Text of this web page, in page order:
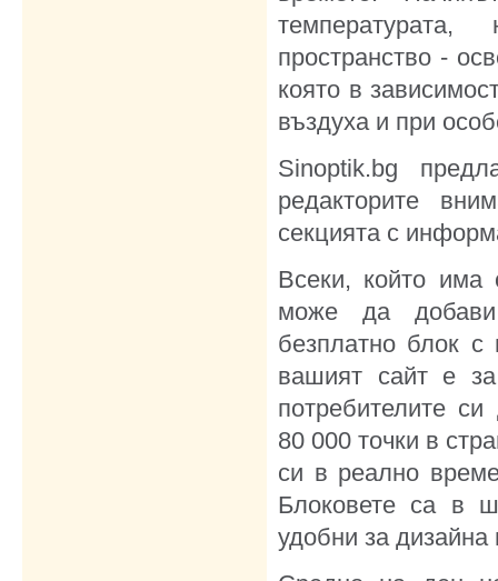
пространство -
която в
въздуха и при
Sinoptik.bg
редакторите
секцията с
Всеки, който
може да добави
безплатно блок с
вашият сайт е
потребителите
80 000 точки в
си в реално
Блоковете са в
удобни за дизайна